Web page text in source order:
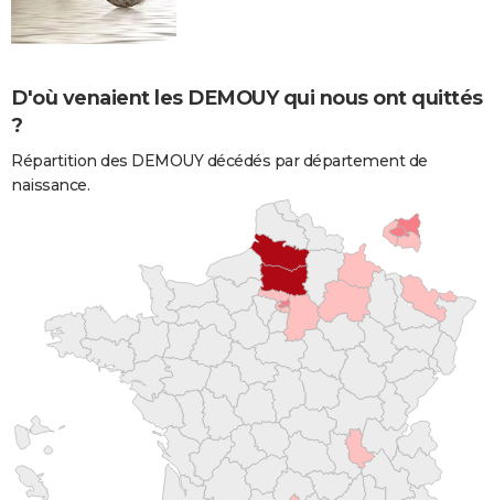
D'où venaient les DEMOUY qui nous ont quittés
?
Répartition des DEMOUY décédés par département de
naissance.